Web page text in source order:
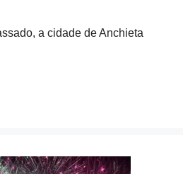
a cidade de Anchieta